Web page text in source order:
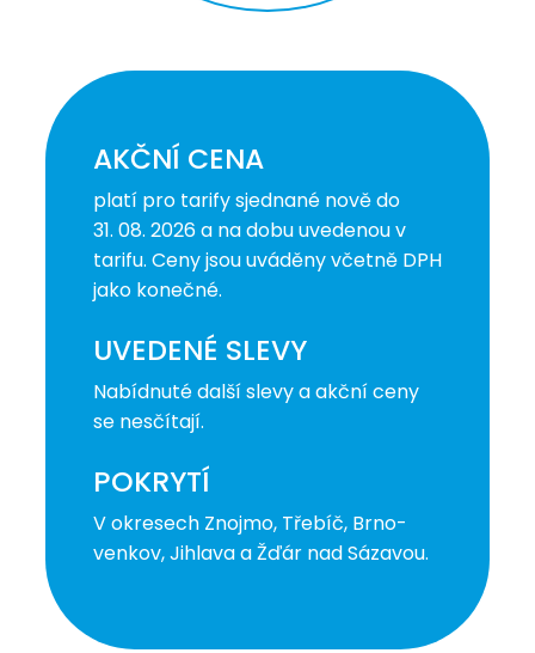
AKČNÍ CENA
platí pro tarify sjednané nově do
31. 08. 2026 a na dobu uvedenou v
tarifu. Ceny jsou uváděny včetně DPH
jako konečné.
UVEDENÉ SLEVY
Nabídnuté další slevy a akční ceny
se nesčítají.
POKRYTÍ
V okresech Znojmo, Třebíč, Brno-
venkov, Jihlava a Žďár nad Sázavou.